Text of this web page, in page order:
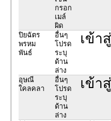
กรอก
เมล์
ผิด
ปิยฉัตร
พรหม
พันธ์
อื่นๆ
โปรด
ระบุ
ด้าน
ล่าง
เข้า
อุษณี
ใคลคลา
อื่นๆ
โปรด
ระบุ
ด้าน
ล่าง
เข้า